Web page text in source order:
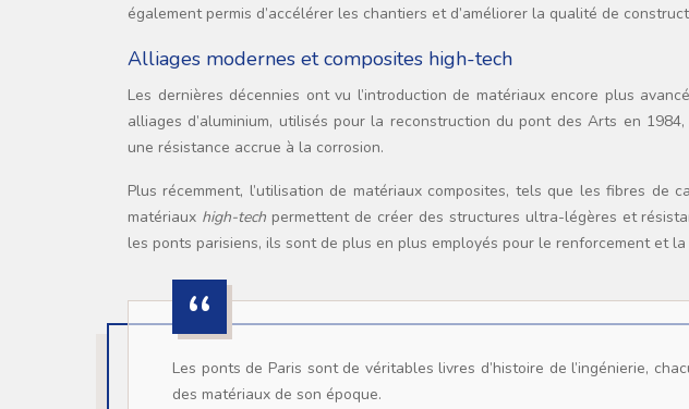
également permis d’accélérer les chantiers et d’améliorer la qualité de
Alliages modernes et composites high-tech
Les dernières décennies ont vu l’introduction de matériaux encore plus
alliages d’aluminium, utilisés pour la reconstruction du pont des Arts en
une résistance accrue à la corrosion.
Plus récemment, l’utilisation de matériaux composites, tels que les fibres de
matériaux high-tech permettent de créer des structures ultra-légères et
les ponts parisiens, ils sont de plus en plus employés pour le renforcement et
Les ponts de Paris sont de véritables livres d’histoire de l’ingénierie, chacun racontant l’évolution des techniques et
des matériaux de son époque.